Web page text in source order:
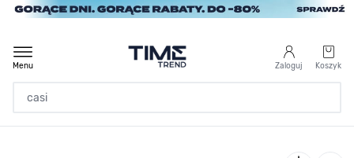
Przejdź do treści
Zaloguj Koszyk
Menu